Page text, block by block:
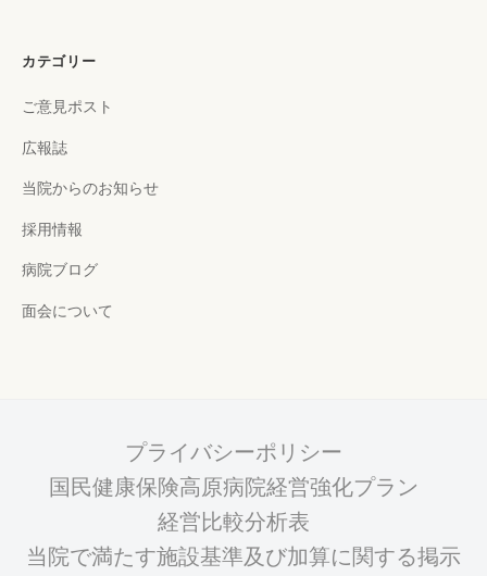
カテゴリー
ご意見ポスト
広報誌
当院からのお知らせ
採用情報
病院ブログ
面会について
プライバシーポリシー
国民健康保険高原病院経営強化プラン
経営比較分析表
当院で満たす施設基準及び加算に関する掲示